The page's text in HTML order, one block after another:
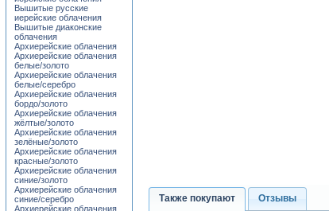
Также покупают Отзывы
Вышитые русские
иерейские облачения
Вышитые диаконские
облачения
Архиерейские облачения
Архиерейские облачения
белые/золото
Архиерейские облачения
белые/серебро
Архиерейские облачения
бордо/золото
Архиерейские облачения
жёлтые/золото
Архиерейские облачения
зелёные/золото
Архиерейские облачения
красные/золото
Архиерейские облачения
синие/золото
Архиерейские облачения
синие/серебро
Архиерейские облачения